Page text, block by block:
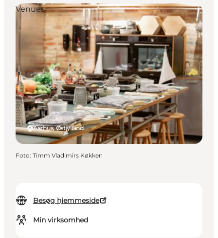
Besøg hjemmeside
Min virksomhed
Aarhus, Østjylland
Venues
Foto: Timm Vladimirs Køkken